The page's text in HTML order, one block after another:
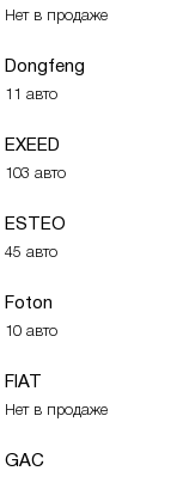
Нет в продаже
Dongfeng
11 авто
EXEED
103 авто
ESTEO
45 авто
Foton
10 авто
FIAT
Нет в продаже
GAC